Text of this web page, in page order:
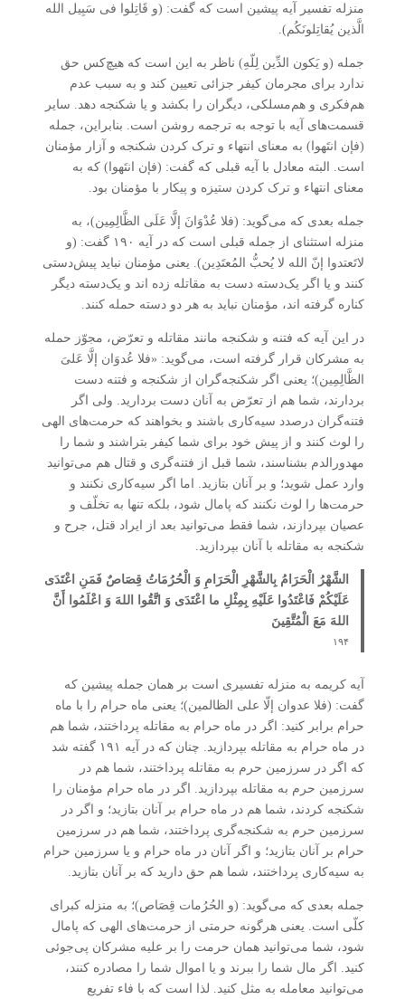
منزله تفسیر آیه پیشین است که گفت: (و قَاتِلوا فی سَبِیل الله
الَّذین یُقاتِلونَکُم).
جمله (و یَکون الدِّین لِلّهِ) ناظر به این است که هیچ‌کس حق
ندارد برای مجرمان کیفر جزائی تعیین کند و به سبب عدم
هم‌فکری و هم‌مسلکی، دیگران را بکشد و یا شکنجه دهد. سایر
قسمت‌های آیه با توجه به ترجمه روشن است. بنابراین، جمله
(فإن انتَهوا) به معنای انتهاء و ترک کردن شکنجه و آزار مؤمنان
است. البته معادل با آیه قبلی که گفت: (فإن انتَهوا) که به
معنای انتهاء و ترک کردن ستیزه و پیکار با مؤمنان بود.
جمله بعدی که می‌گوید: (فلا عُدْوَانَ إلَّا عَلَی الظَّالِمِین)، به
منزله استثنای از جمله قبلی است که در آیه ۱۹۰ گفت: (و
لاتَعتدوا إنّ الله لا یُحبُّ المُعتَدِین). یعنی مؤمنان نباید پیش‌دستی
کنند و یا اگر یک‌دسته دست به مقاتله زده اند و یک‌دسته دیگر
کناره گرفته اند، مؤمنان نباید به هر دو دسته حمله کنند.
در این آیه که فتنه و شکنجه مانند مقاتله و تعرّض، مجوّز حمله
به مشرکان قرار گرفته است، می‌گوید: «فلا عُدوَان إلَّا عَلیَ
الظَّالِمِین)؛ یعنی اگر شکنجه‌گران از شکنجه و فتنه دست
بردارند، شما هم از تعرّض به آنان دست بردارید. ولی اگر
فتنه‌گران درصدد سیه‌کاری باشند و بخواهند که حرمت‌های الهی
را لوث کنند و از پیش خود برای شما کیفر بتراشند و شما را
مهدورالدم بشناسند، شما قبل از فتنه‌گری و قتال هم می‌توانید
وارد عمل شوید؛ و بر آنان بتازید. اما اگر سیه‌کاری نکنند و
حرمت‌ها را لوث نکنند که پامال شود، بلکه تنها به تخلّف و
عصیان بپردازند، شما فقط می‌توانید بعد از ایراد قتل، جرح و
شکنجه به مقاتله با آنان بپردازید.
الشَّهْرُ الْحَرَامُ بِالشَّهْرِ الْحَرَامِ وَ الْحُرُمَاتُ قِصَاصٌ فَمَنِ اعْتَدَی
عَلَیْکُمْ فَاعْتَدُوا عَلَیْهِ بِمِثْلِ ما اعْتَدَی وَ اتَّقُوا اللهَ وَ اعْلَمُوا أَنَّ
اللهَ مَعَ الْمُتَّقِینَ
۱۹۴
آیه کریمه به منزله تفسیری است بر همان جمله پیشین که
گفت: (فلا عدوان إلّا علی الظالمین)؛ یعنی ماه حرام را با ماه
حرام برابر کنید: اگر در ماه حرام به مقاتله پرداختند، شما هم
در ماه حرام به مقاتله بپردازید. چنان که در آیه ۱۹۱ گفته شد
که اگر در سرزمین حرم به مقاتله پرداختند، شما هم در
سرزمین حرم به مقاتله بپردازید. اگر در ماه حرام مؤمنان را
شکنجه کردند، شما هم در ماه حرام بر آنان بتازید؛ و اگر در
سرزمین حرم به شکنجه‌گری پرداختند، شما هم در سرزمین
حرام بر آنان بتازید؛ و اگر آنان در ماه حرام و یا سرزمین حرام
به سیه‌کاری پرداختند، شما هم حق دارید که بر آنان بتازید.
جمله بعدی که می‌گوید: (و الحُرُمات قِصَاص)؛ به منزله کبرای
کلّی است. یعنی هرگونه حرمتی از حرمت‌های الهی که پامال
شود، شما می‌توانید همان حرمت را بر علیه مشرکان پی‌جوئی
کنید. اگر مال شما را ببرند و یا اموال شما را مصادره کنند،
می‌توانید معامله به مثل کنید. لذا است که با فاء تفریع